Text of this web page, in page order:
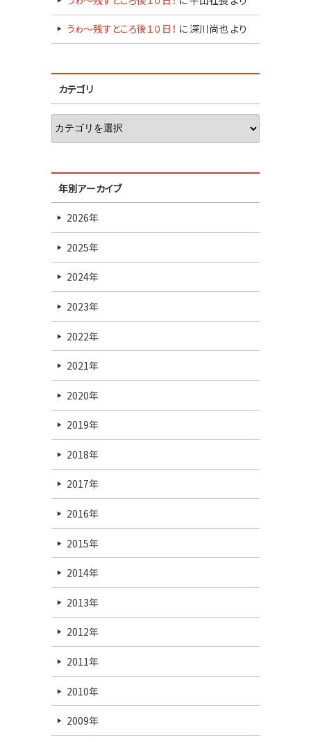
うゎ～残すところ後１０日！ に 深川尚也 より
カテゴリ
年別アーカイブ
2026年
2025年
2024年
2023年
2022年
2021年
2020年
2019年
2018年
2017年
2016年
2015年
2014年
2013年
2012年
2011年
2010年
2009年